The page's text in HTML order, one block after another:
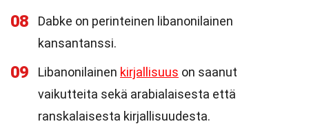
08
Dabke on perinteinen libanonilainen
kansantanssi.
09 Libanonilainen kirjallisuus on saanut
vaikutteita sekä arabialaisesta että
ranskalaisesta kirjallisuudesta.